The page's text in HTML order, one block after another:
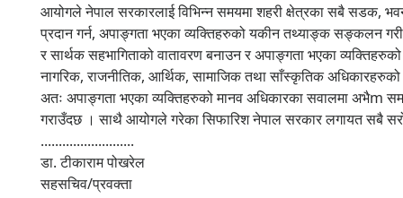
आयोगले नेपाल सरकारलाई विभिन्न समयमा शहरी क्षेत्रका सबै सडक,
प्रदान गर्न, अपाङ्गता भएका व्यक्तिहरुको यकीन तथ्याङ्क सङ्कलन गरी
र सार्थक सहभागिताको वातावरण बनाउन र अपाङ्गता भएका
नागरिक, राजनीतिक, आर्थिक, सामाजिक तथा साँस्कृतिक
अतः अपाङ्गता भएका व्यक्तिहरुको मानव अधिकारका सवालमा अभैm
गराउँदछ । साथै आयोगले गरेका सिफारिश नेपाल सरकार लगायत सबै
..........................
डा. टीकाराम पोखरेल
सहसचिव/प्रवक्ता